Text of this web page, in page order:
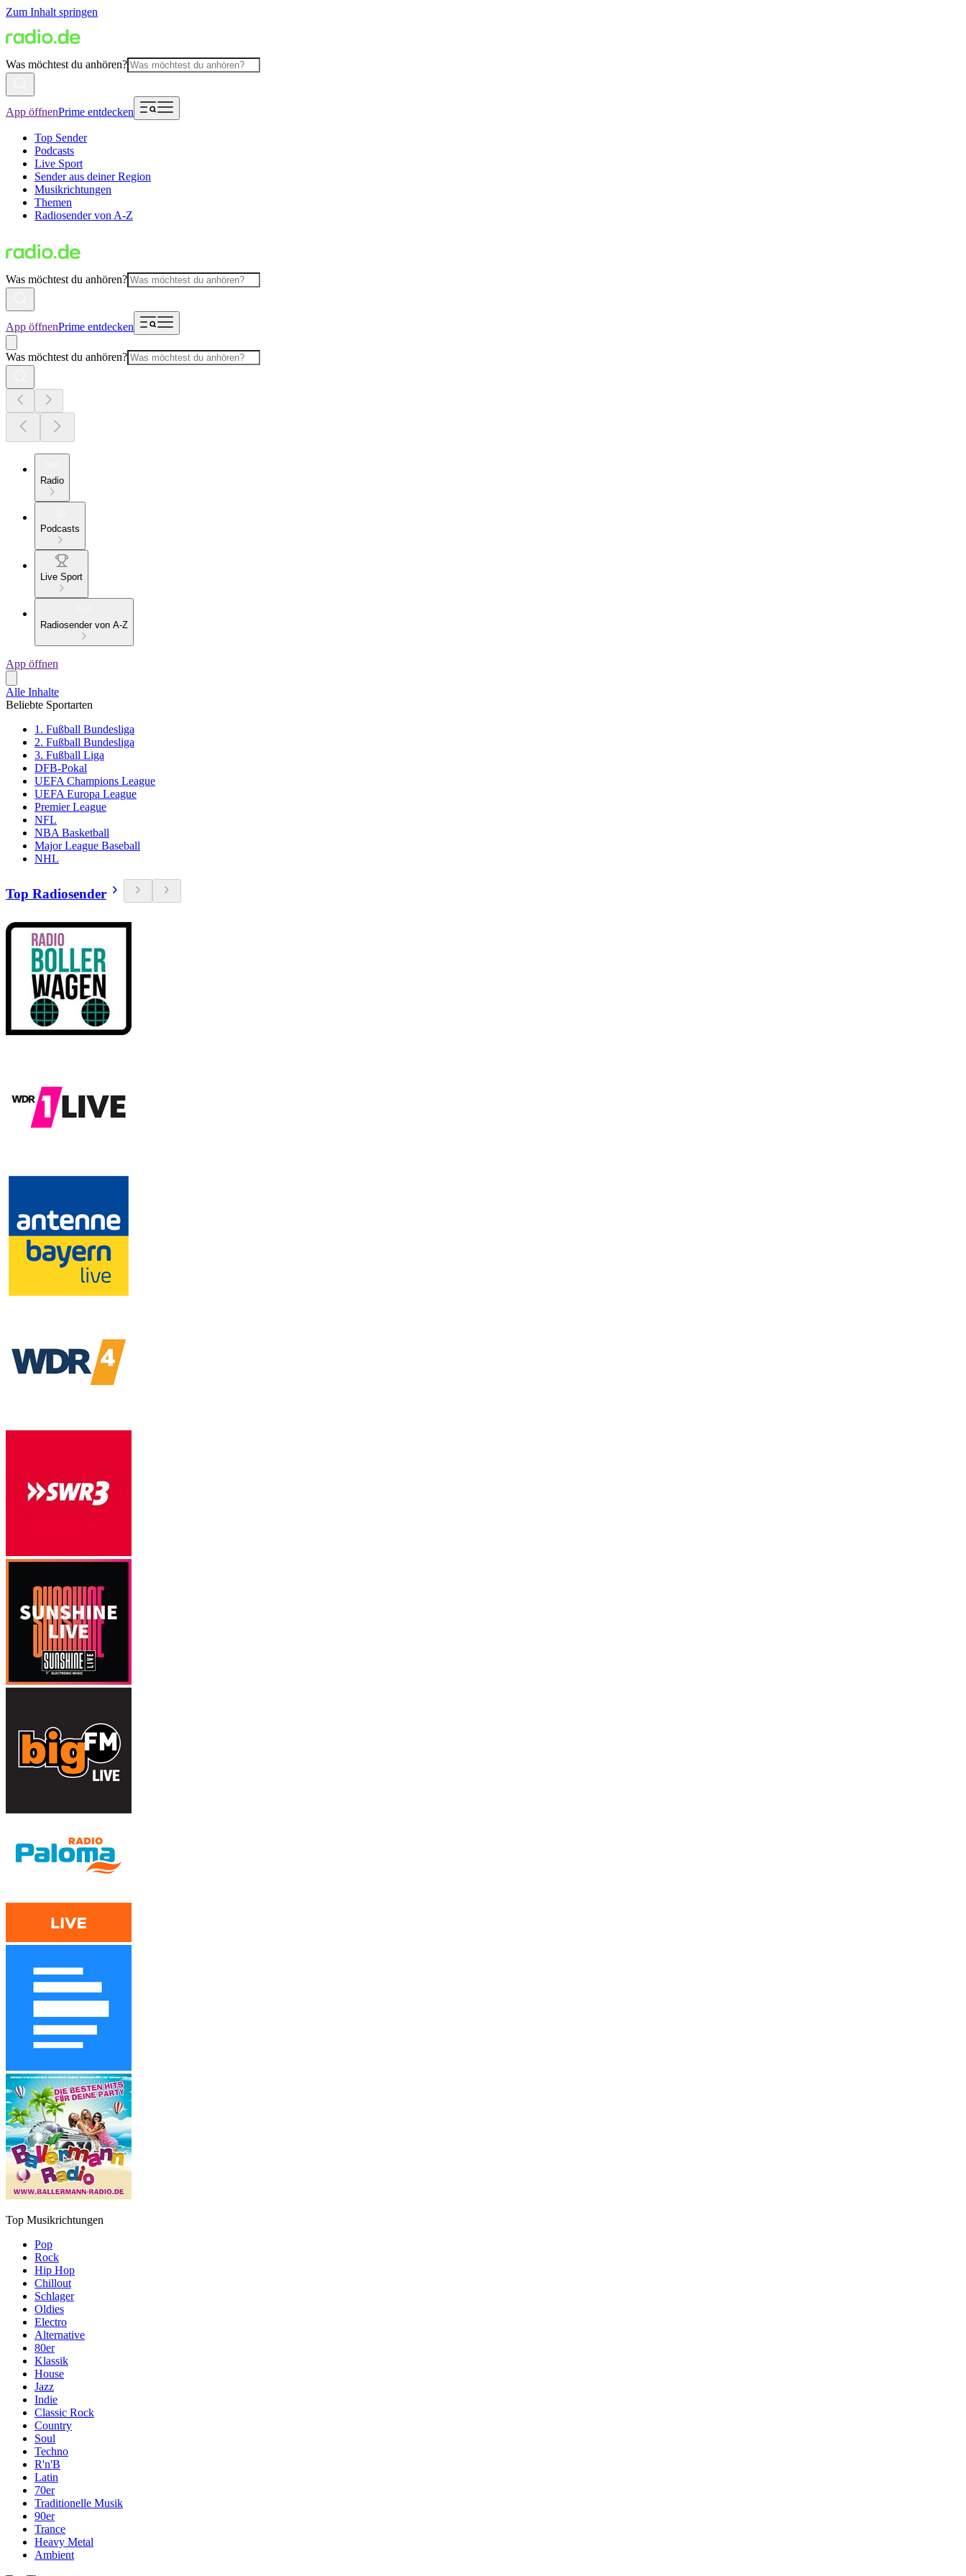
Zum Inhalt springen
Was möchtest du anhören?
App öffnenPrime entdecken
Top Sender
Podcasts
Live Sport
Sender aus deiner Region
Musikrichtungen
Themen
Radiosender von A-Z
Was möchtest du anhören?
App öffnenPrime entdecken
Was möchtest du anhören?
Radio
Podcasts
Live Sport
Radiosender von A-Z
App öffnen
Alle Inhalte
Beliebte Sportarten
1. Fußball Bundesliga
2. Fußball Bundesliga
3. Fußball Liga
DFB-Pokal
UEFA Champions League
UEFA Europa League
Premier League
NFL
NBA Basketball
Major League Baseball
NHL
Top Radiosender
Top Musikrichtungen
Pop
Rock
Hip Hop
Chillout
Schlager
Oldies
Electro
Alternative
80er
Klassik
House
Jazz
Indie
Classic Rock
Country
Soul
Techno
R'n'B
Latin
70er
Traditionelle Musik
90er
Trance
Heavy Metal
Ambient